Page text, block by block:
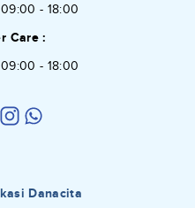
- 18:00
Care :
- 18:00
Danacita